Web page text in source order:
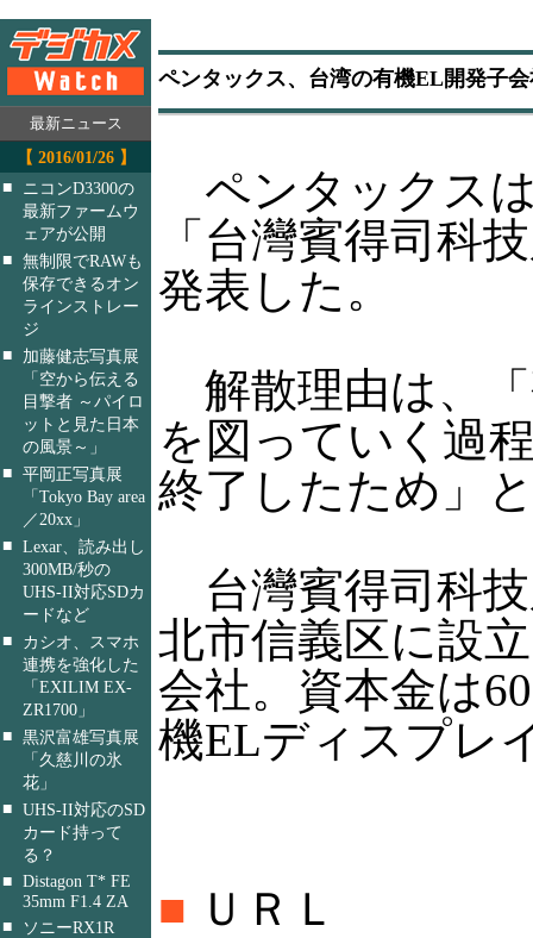
最新ニュース
【 2016/01/26 】
■
ニコンD3300の
最新ファームウ
ェアが公開
■ 無制限でRAWも
保存できるオン
ラインストレー
ジ
■
加藤健志写真展
「空から伝える
目撃者 ～パイロ
ットと見た日本
の風景～」
■ 平岡正写真展
「Tokyo Bay area
／20xx」
■ Lexar、読み出し
300MB/秒の
UHS-II対応SDカ
ードなど
■
カシオ、スマホ
連携を強化した
「EXILIM EX-
ZR1700」
■ 黒沢富雄写真展
「久慈川の氷
花」
■ UHS-II対応のSD
カード持って
る？
■ Distagon T* FE
35mm F1.4 ZA
■
ソニーRX1R
ペンタックス、台湾の有機EL開発子
ペンタックス
「台灣賓得司科
発表した。
解散理由は、
を図っていく過
終了したため」
台灣賓得司科技
北市信義区に設
会社。資本金は
機ELディスプレ
■ ＵＲＬ